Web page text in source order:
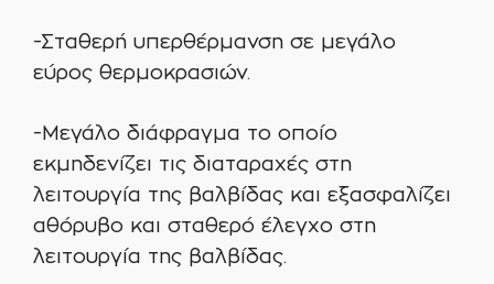
-Σταθερή υπερθέρμανση σε μεγάλο
εύρος θερμοκρασιών.
-Μεγάλο διάφραγμα το οποίο
εκμηδενίζει τις διαταραχές στη
λειτουργία της βαλβίδας και εξασφαλίζει
αθόρυβο και σταθερό έλεγχο στη
λειτουργία της βαλβίδας.